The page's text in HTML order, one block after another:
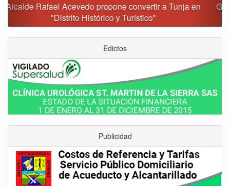
Gobernación y Alcaldía de Tunja revisan 120 proyectos
con inversiones superiores a $385.000 millones
Edictos
Publicidad